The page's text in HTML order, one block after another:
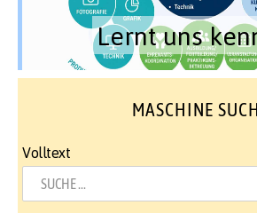
Lernt uns
MASCHINE
Volltext